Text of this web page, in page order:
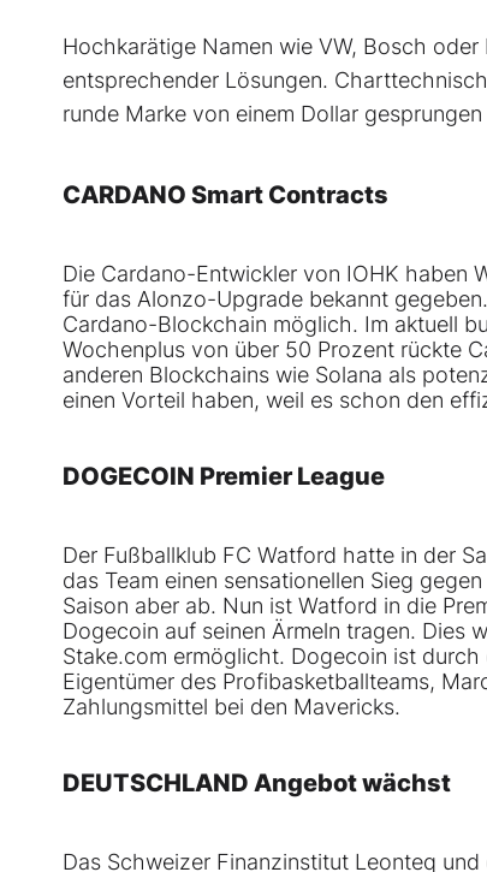
Hochkarätige Namen wie VW, Bosch
entsprechender Lösungen.
runde Marke von einem Dollar gesprungen
CARDANO Smart Contracts
Die Cardano-Entwickler von IOHK haben
für das Alonzo-Upgrade bekannt
Cardano-Blockchain möglich. Im aktuell
Wochenplus von über 50 Prozent rückte
anderen Blockchains wie Solana als
einen Vorteil haben, weil es schon den
DOGECOIN Premier League
Der Fußballklub FC Watford hatte in der
das Team einen sensationellen Sieg
Saison aber ab. Nun ist Watford in die
Dogecoin auf seinen Ärmeln tragen. Dies
Stake.com ermöglicht. Dogecoin ist
Eigentümer des Profibasketballteams,
Zahlungsmittel bei den Mavericks.
DEUTSCHLAND Angebot wächst
Das Schweizer Finanzinstitut Leonteq